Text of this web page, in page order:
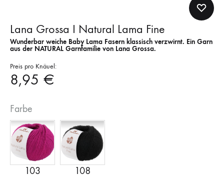
Lana Grossa I Natural Lama Fine
Wunderbar weiche Baby Lama Fasern klassisch verzwirnt. Ein Garn
aus der NATURAL Garnfamilie von Lana Grossa.
Preis pro Knäuel:
8,95 €
Farbe